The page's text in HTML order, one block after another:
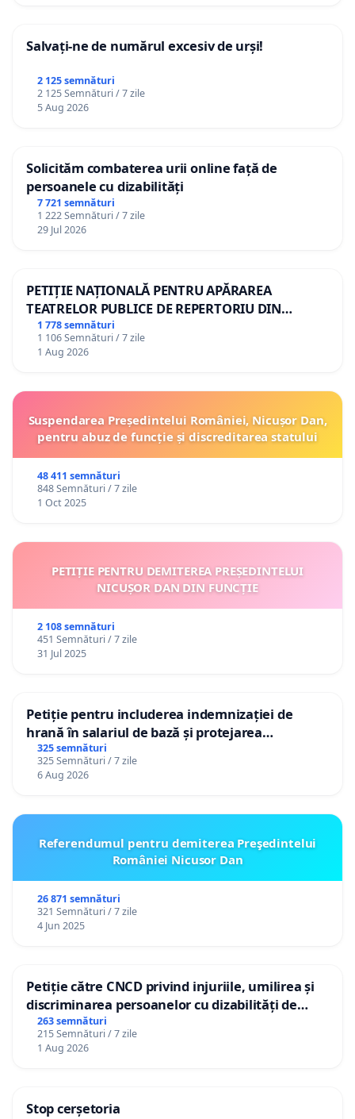
Salvați-ne de numărul excesiv de urși!
2 125 semnături
2 125 Semnături / 7 zile
5 Aug 2026
Solicităm combaterea urii online față de
persoanele cu dizabilități
7 721 semnături
1 222 Semnături / 7 zile
29 Jul 2026
PETIȚIE NAȚIONALĂ PENTRU APĂRAREA
TEATRELOR PUBLICE DE REPERTORIU DIN
ROMÂNIA
1 778 semnături
1 106 Semnături / 7 zile
1 Aug 2026
Suspendarea Președintelui României, Nicușor Dan,
pentru abuz de funcție și discreditarea statului
48 411 semnături
848 Semnături / 7 zile
1 Oct 2025
PETIȚIE PENTRU DEMITEREA PREȘEDINTELUI
NICUȘOR DAN DIN FUNCȚIE
2 108 semnături
451 Semnături / 7 zile
31 Jul 2025
Petiție pentru includerea indemnizației de
hrană în salariul de bază și protejarea
gradațiilor de vechime pentru asistenții
personali
325 semnături
325 Semnături / 7 zile
6 Aug 2026
Referendumul pentru demiterea Preşedintelui
României Nicusor Dan
26 871 semnături
321 Semnături / 7 zile
4 Jun 2025
Petiție către CNCD privind injuriile, umilirea și
discriminarea persoanelor cu dizabilități de
către utilizatorul TikTok „Gorici”
263 semnături
215 Semnături / 7 zile
1 Aug 2026
Stop cerșetoria